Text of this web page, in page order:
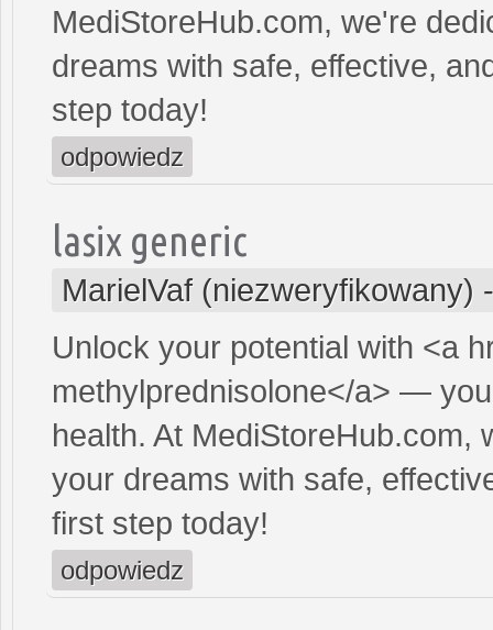
MediStoreHub.com, we're
dreams with safe, effective,
step today!
odpowiedz
lasix generic
MarielVaf (niezweryfikowany)
Unlock your potential with <a
methylprednisolone</a> —
health. At MediStoreHub.com,
your dreams with safe,
first step today!
odpowiedz